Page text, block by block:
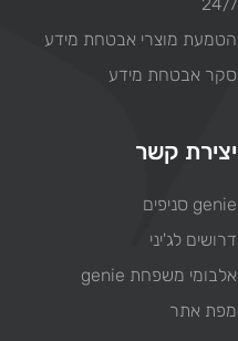
הטמעת מוצרי אבטחת מידע
סקר אבטחת מידע
יצירת קשר
genie סניפים
דרושים לג'יני
אלבומי משפחת genie
מפת אתר